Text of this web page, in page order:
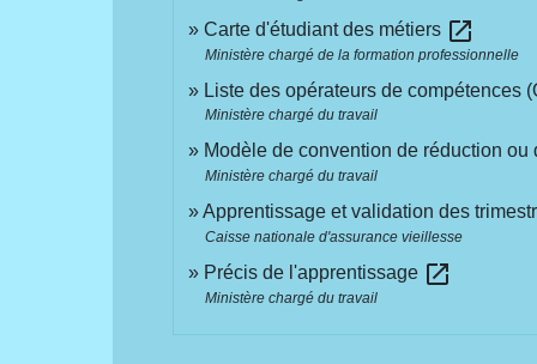
Carte d'étudiant des métiers open_in_new
Ministère chargé de la formation professionnelle
Liste des opérateurs de compétences
Ministère chargé du travail
Modèle de convention de réduction
Ministère chargé du travail
Apprentissage et validation des
Caisse nationale d'assurance vieillesse
Précis de l'apprentissage open_in_new
Ministère chargé du travail